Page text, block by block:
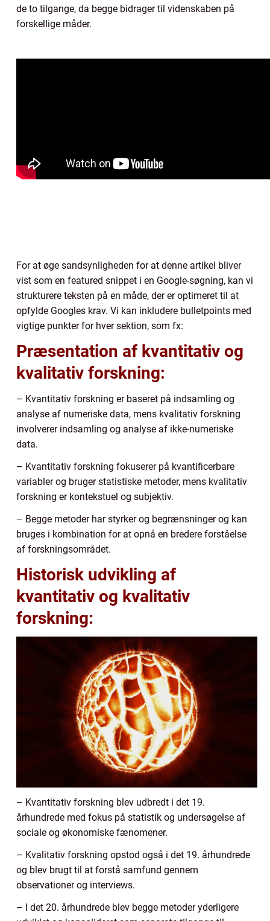
de to tilgange, da begge bidrager til videnskaben på
forskellige måder.
For at øge sandsynligheden for at denne artikel bliver
vist som en featured snippet i en Google-søgning, kan vi
strukturere teksten på en måde, der er optimeret til at
opfylde Googles krav. Vi kan inkludere bulletpoints med
vigtige punkter for hver sektion, som fx:
Præsentation af kvantitativ og
kvalitativ forskning:
– Kvantitativ forskning er baseret på indsamling og
analyse af numeriske data, mens kvalitativ forskning
involverer indsamling og analyse af ikke-numeriske
data.
– Kvantitativ forskning fokuserer på kvantificerbare
variabler og bruger statistiske metoder, mens kvalitativ
forskning er kontekstuel og subjektiv.
– Begge metoder har styrker og begrænsninger og kan
bruges i kombination for at opnå en bredere forståelse
af forskningsområdet.
Historisk udvikling af
kvantitativ og kvalitativ
forskning:
– Kvantitativ forskning blev udbredt i det 19.
århundrede med fokus på statistik og undersøgelse af
sociale og økonomiske fænomener.
– Kvalitativ forskning opstod også i det 19. århundrede
og blev brugt til at forstå samfund gennem
observationer og interviews.
– I det 20. århundrede blev begge metoder yderligere